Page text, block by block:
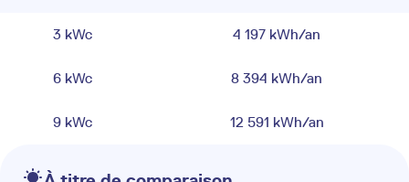
3 kWc 4 197 kWh/an
6 kWc 8 394 kWh/an
9 kWc 12 591 kWh/an